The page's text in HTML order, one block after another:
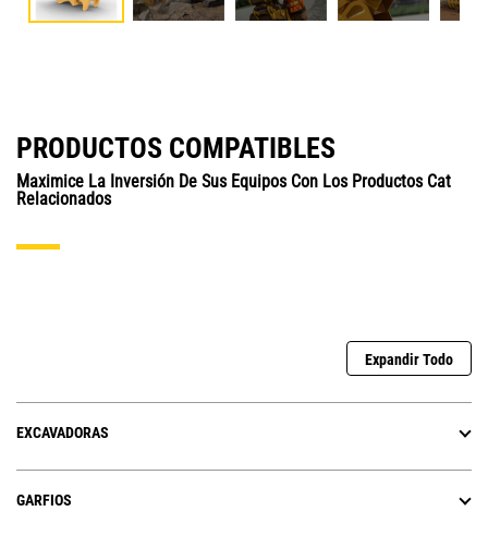
PRODUCTOS COMPATIBLES
Maximice La Inversión De Sus Equipos Con Los Productos Cat
Relacionados
Expandir Todo
EXCAVADORAS
GARFIOS